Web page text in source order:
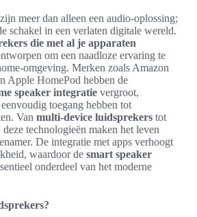
meer dan alleen een audio-oplossing;
schakel in een verlaten digitale wereld.
die met al je apparaten
om een naadloze ervaring te
omgeving. Merken zoals Amazon
Apple HomePod hebben de
speaker integratie vergroot,
toegang hebben tot
Van multi-device luidsprekers tot
technologieën maken het leven
De integratie met apps verhoogt
waardoor de smart speaker
onderdeel van het moderne